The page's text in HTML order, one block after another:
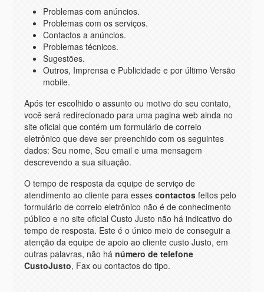
Problemas com anúncios.
Problemas com os serviços.
Contactos a anúncios.
Problemas técnicos.
Sugestões.
Outros, Imprensa e Publicidade e por último Versão
mobile.
Após ter escolhido o assunto ou motivo do seu contato,
você será redirecionado para uma pagina web ainda no
site oficial que contém um formulário de correio
eletrônico que deve ser preenchido com os seguintes
dados: Seu nome, Seu email e uma mensagem
descrevendo a sua situação.
O tempo de resposta da equipe de serviço de
atendimento ao cliente para esses contactos feitos pelo
formulário de correio eletrônico não é de conhecimento
público e no site oficial Custo Justo não há indicativo do
tempo de resposta. Este é o único meio de conseguir a
atenção da equipe de apoio ao cliente custo Justo, em
outras palavras, não há número de telefone
CustoJusto, Fax ou contactos do tipo.